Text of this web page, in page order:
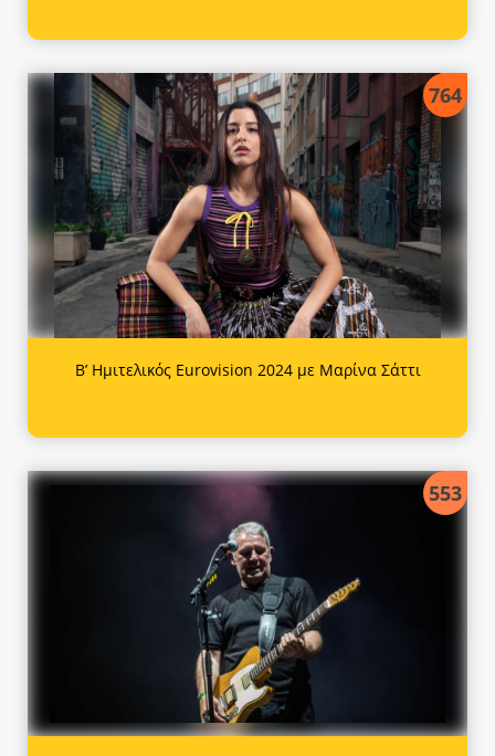
764
Β’ Ημιτελικός Eurovision 2024 με Μαρίνα Σάττι
553